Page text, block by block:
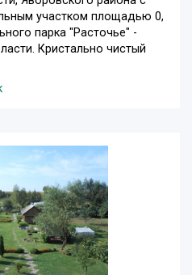
участком площадью 0,
парка "Расточье" -
Кристально чистый